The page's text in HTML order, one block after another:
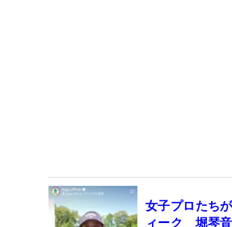
女子プロたち
ィーク 堀琴